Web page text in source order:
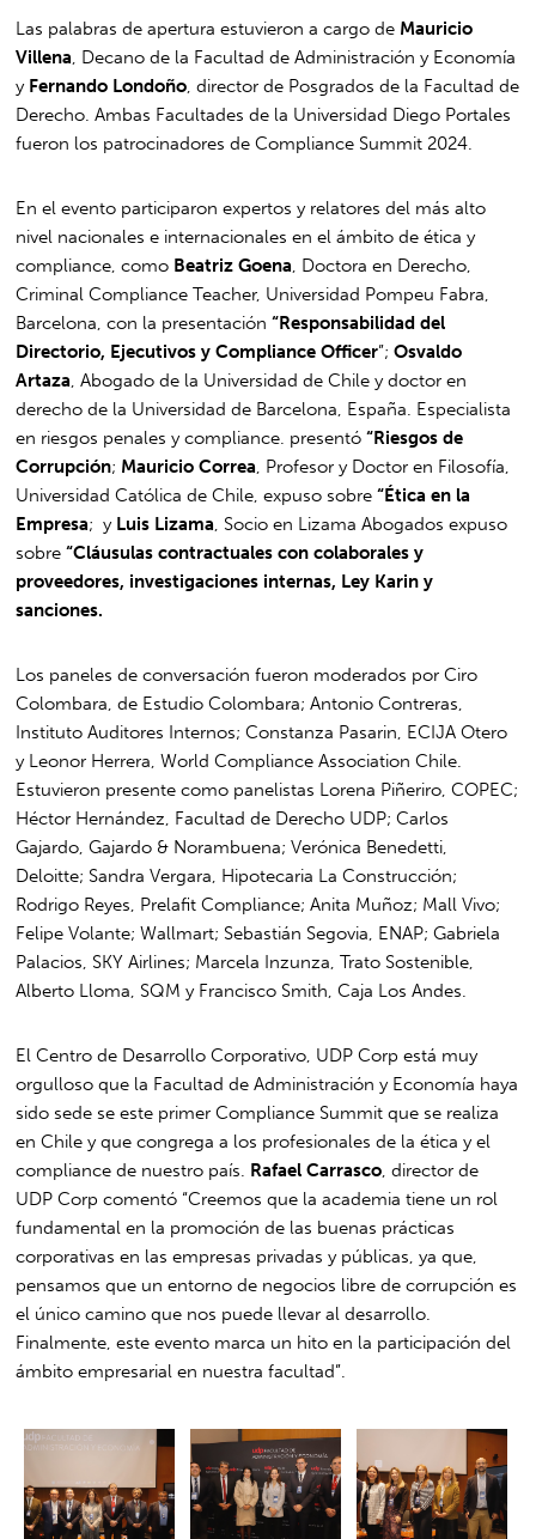
Las palabras de apertura estuvieron a cargo de Mauricio
Villena , Decano de la Facultad de Administración y Economía
y Fernando Londoño , director de Posgrados de la Facultad de
Derecho. Ambas Facultades de la Universidad Diego Portales
fueron los patrocinadores de Compliance Summit 2024.
En el evento participaron expertos y relatores del más alto
nivel nacionales e internacionales en el ámbito de ética y
compliance, como Beatriz Goena , Doctora en Derecho,
Criminal Compliance Teacher, Universidad Pompeu Fabra,
Barcelona, con la presentación“Responsabilidad del
Directorio, Ejecutivos y Compliance Officer”;Osvaldo
Artaza , Abogado de la Universidad de Chile y doctor en
derecho de la Universidad de Barcelona, España. Especialista
en riesgos penales y compliance. presentó “Riesgos de
Corrupción; Mauricio Correa , Profesor y Doctor en Filosofía,
Universidad Católica de Chile, expuso sobre“Ética en la
Empresa; y Luis Lizama , Socio en Lizama Abogados expuso
sobre“Cláusulas contractuales con colaborales y
proveedores, investigaciones internas, Ley Karin y
sanciones.
Los paneles de conversación fueron moderados por Ciro
Colombara, de Estudio Colombara; Antonio Contreras,
Instituto Auditores Internos; Constanza Pasarin, ECIJA Otero
y Leonor Herrera, World Compliance Association Chile.
Estuvieron presente como panelistas Lorena Piñeriro, COPEC;
Héctor Hernández, Facultad de Derecho UDP; Carlos
Gajardo, Gajardo & Norambuena; Verónica Benedetti,
Deloitte; Sandra Vergara, Hipotecaria La Construcción;
Rodrigo Reyes, Prelafit Compliance; Anita Muñoz; Mall Vivo;
Felipe Volante; Wallmart; Sebastián Segovia, ENAP; Gabriela
Palacios, SKY Airlines; Marcela Inzunza, Trato Sostenible,
Alberto Lloma, SQM y Francisco Smith, Caja Los Andes.
El Centro de Desarrollo Corporativo, UDP Corp está muy
orgulloso que la Facultad de Administración y Economía haya
sido sede se este primer Compliance Summit que se realiza
en Chile y que congrega a los profesionales de la ética y el
compliance de nuestro país. Rafael Carrasco , director de
UDP Corp comentó “Creemos que la academia tiene un rol
fundamental en la promoción de las buenas prácticas
corporativas en las empresas privadas y públicas, ya que,
pensamos que un entorno de negocios libre de corrupción es
el único camino que nos puede llevar al desarrollo.
Finalmente, este evento marca un hito en la participación del
ámbito empresarial en nuestra facultad”.